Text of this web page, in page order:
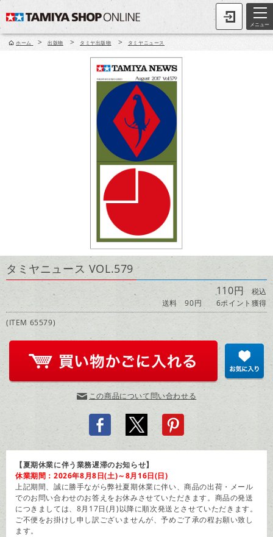
メニュー
ホーム > 出版物 > タミヤ出版物 > タミヤニュース
タミヤニュース VOL.579
110円 税込
送料 90円
6ポイント獲得
(ITEM 65579)
この商品について問い合わせる
【夏期休業に伴う業務遅滞のお知らせ】
休業期間：2026年8月8日(土)～8月16日(日)
上記期間、誠に勝手ながら弊社夏期休業に伴い、商品の出荷・メール
でのお問い合わせのお答えをお休みさせていただきます。商品の発送
につきましては、8月17日(月)以降に順次発送とさせていただきます。
ご不便をお掛けし申し訳ございませんが、予めご了承の程お願い致し
ます。